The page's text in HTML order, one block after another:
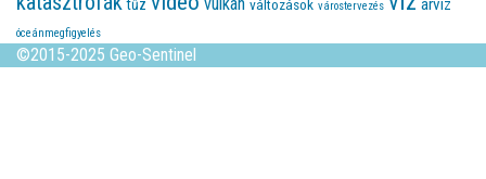
tűz változások várostervezés árvíz
óceánmegfigyelés
©2015-2025 Geo-Sentinel